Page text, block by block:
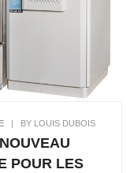
BY LOUIS DUBOIS
POUR LES